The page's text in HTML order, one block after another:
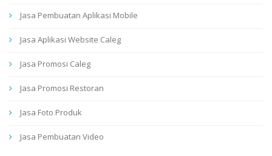
Jasa Pembuatan Aplikasi Mobile
Jasa Aplikasi Website Caleg
Jasa Promosi Caleg
Jasa Promosi Restoran
Jasa Foto Produk
Jasa Pembuatan Video